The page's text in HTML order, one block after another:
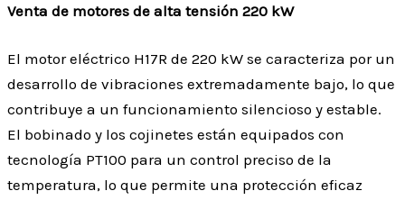
Venta de motores de alta tensión 220 kW
El motor eléctrico H17R de 220 kW se caracteriza por un
desarrollo de vibraciones extremadamente bajo, lo que
contribuye a un funcionamiento silencioso y estable.
El bobinado y los cojinetes están equipados con
tecnología PT100 para un control preciso de la
temperatura, lo que permite una protección eficaz